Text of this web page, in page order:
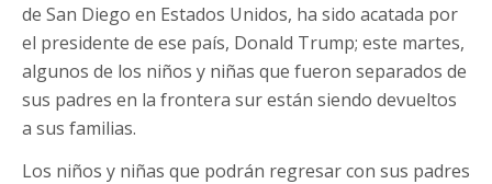
de San Diego en Estados Unidos, ha sido acatada por
el presidente de ese país, Donald Trump; este martes,
algunos de los niños y niñas que fueron separados de
sus padres en la frontera sur están siendo devueltos
a sus familias.
Los niños y niñas que podrán regresar con sus padres